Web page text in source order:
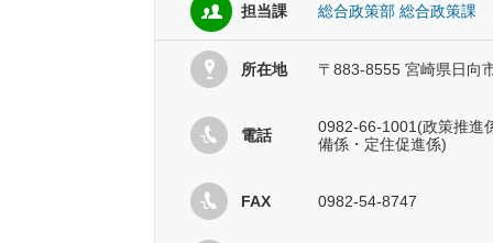
担当課 総合政策部 総合政策課
所在地 〒883-8555 宮崎県日向
電話
0982-66-1001(政策推進
備係・定住促進係)
FAX 0982-54-8747